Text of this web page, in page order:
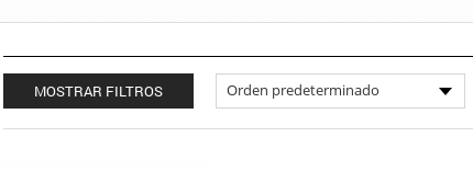
MOSTRAR FILTROS